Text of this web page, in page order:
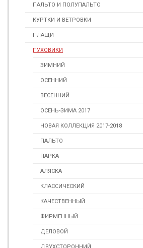
ПАЛЬТО И ПОЛУПАЛЬТО
КУРТКИ И ВЕТРОВКИ
ПЛАЩИ
ПУХОВИКИ
ЗИМНИЙ
ОСЕННИЙ
ВЕСЕННИЙ
ОСЕНЬ-ЗИМА 2017
НОВАЯ КОЛЛЕКЦИЯ 2017-2018
ПАЛЬТО
ПАРКА
АЛЯСКА
КЛАССИЧЕСКИЙ
КАЧЕСТВЕННЫЙ
ФИРМЕННЫЙ
ДЕЛОВОЙ